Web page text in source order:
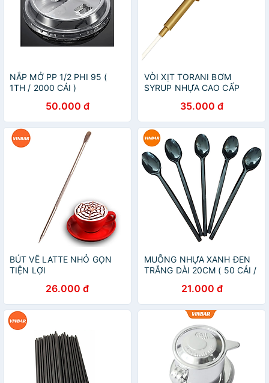
NẮP MỞ PP 1/2 PHI 95 (
1TH / 2000 CÁI )
50.000 đ
VÒI XỊT TORANI BƠM
SYRUP NHỰA CAO CẤP
35.000 đ
BÚT VẼ LATTE NHỎ GỌN
TIỆN LỢI
26.000 đ
MUỖNG NHỰA XANH ĐEN
TRẮNG DÀI 20CM ( 50 CÁI /
21.000 đ